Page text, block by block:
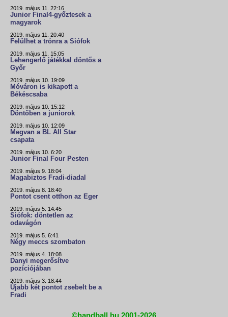
2019. május 11. 22:16
Junior Final4-győztesek a
magyarok
2019. május 11. 20:40
Felülhet a trónra a Siófok
2019. május 11. 15:05
Lehengerlő játékkal döntős a
Győr
2019. május 10. 19:09
Móváron is kikapott a
Békéscsaba
2019. május 10. 15:12
Döntőben a juniorok
2019. május 10. 12:09
Megvan a BL All Star
csapata
2019. május 10. 6:20
Junior Final Four Pesten
2019. május 9. 18:04
Magabiztos Fradi-diadal
2019. május 8. 18:40
Pontot csent otthon az Eger
2019. május 5. 14:45
Siófok: döntetlen az
odavágón
2019. május 5. 6:41
Négy meccs szombaton
2019. május 4. 18:08
Danyi megerősítve
pozíciójában
2019. május 3. 18:44
Újabb két pontot zsebelt be a
Fradi